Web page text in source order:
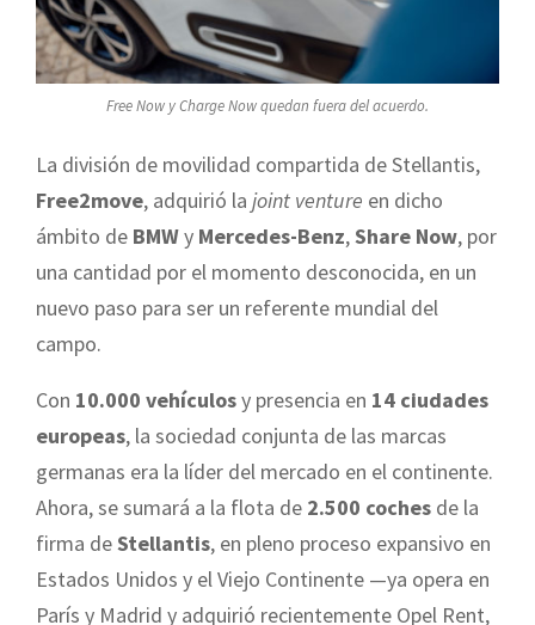
Free Now y Charge Now quedan fuera del acuerdo.
La división de movilidad compartida de Stellantis,
Free2move, adquirió la joint venture en dicho
ámbito de BMWy Mercedes-Benz,Share Now, por
una cantidad por el momento desconocida, en un
nuevo paso para ser un referente mundial del
campo.
Con 10.000 vehículosy presencia en 14 ciudades
europeas, la sociedad conjunta de las marcas
germanas era la líder del mercado en el continente.
Ahora, se sumará a la flota de 2.500 coches de la
firma deStellantis, en pleno proceso expansivo en
Estados Unidos y el Viejo Continente —ya opera en
París y Madrid y adquirió recientemente Opel Rent,